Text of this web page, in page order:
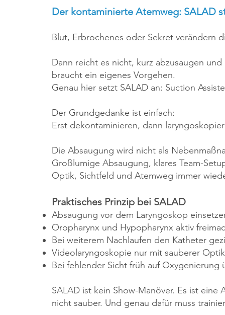
Der kontaminierte Atemweg: SALAD
Blut, Erbrochenes oder Sekret verändern
Dann reicht es nicht, kurz abzusaugen
braucht ein eigenes Vorgehen.
Genau hier setzt SALAD an: Suction
Der Grundgedanke ist einfach:
Erst dekontaminieren, dann
Die Absaugung wird nicht als
Großlumige Absaugung, klares Team-
Optik, Sichtfeld und Atemweg immer
Praktisches Prinzip bei SALAD
Absaugung vor dem Laryngoskop
Oropharynx und Hypopharynx aktiv
Bei weiterem Nachlaufen den Katheter
Videolaryngoskopie nur mit sauberer
Bei fehlender Sicht früh auf
SALAD ist kein Show-Manöver. Es ist
nicht sauber. Und genau dafür muss